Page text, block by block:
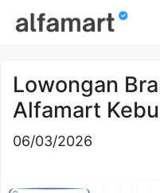
Lowongan
Alfamart
06/03/2026